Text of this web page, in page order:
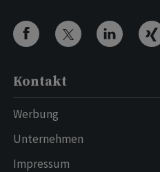
Kontakt
Werbung
Unternehmen
Impressum